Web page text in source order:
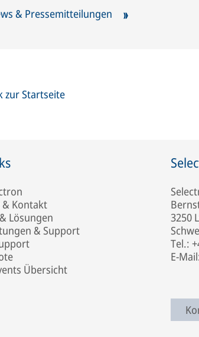
& Pressemitteilungen
zur Startseite
Kontakt
Lösungen
& Support
Übersicht
3250
Tel.:
E-